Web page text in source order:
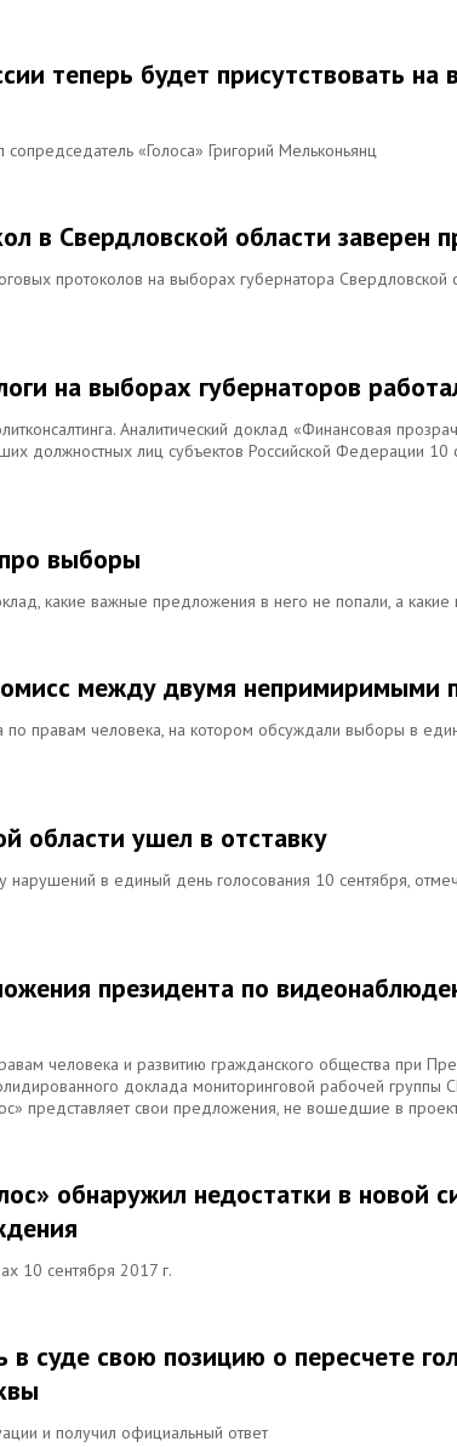
теперь будет присутствовать на
«Голоса» Григорий Мельконьянц
в Свердловской области заверен
протоколов на выборах губернатора Свердловской
на выборах губернаторов
Аналитический доклад «Финансовая
должностных лиц субъектов Российской Федерации 10
выборы
какие важные предложения в него не попали, а
между двумя непримиримыми
по правам человека, на котором обсуждали выборы в
области ушел в отставку
нарушений в единый день голосования 10 сентября,
президента по
человека и развитию гражданского общества при
доклада мониторинговой рабочей группы
представляет свои предложения, не вошедшие в
обнаружил недостатки в новой
10 сентября 2017 г.
суде свою позицию о пересчете
и получил официальный ответ